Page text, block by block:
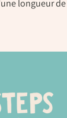
longueur de